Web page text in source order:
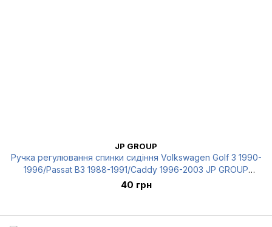
JP GROUP
Ручка регулювання спинки сидіння Volkswagen Golf 3 1990-
1996/Passat B3 1988-1991/Caddy 1996-2003 JP GROUP
1188000300
40 грн